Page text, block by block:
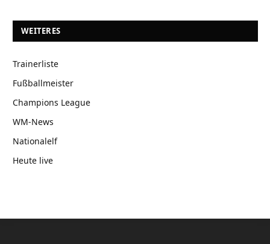
WEITERES
Trainerliste
Fußballmeister
Champions League
WM-News
Nationalelf
Heute live